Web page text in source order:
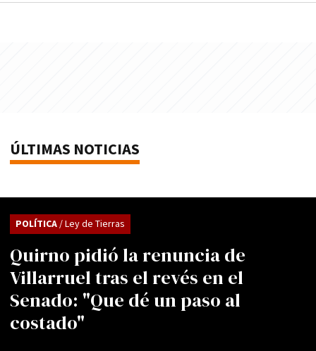
ÚLTIMAS NOTICIAS
Quirno pidió la renuncia de
Villarruel tras el revés en el
Senado: "Que dé un paso al
costado"
POLÍTICA/ Ley de Tierras